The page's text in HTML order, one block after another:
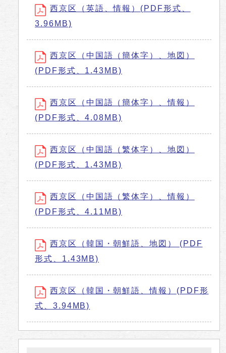
西京区（英語、情報）(PDF形式、
3.96MB)
西京区（中国語（簡体字）、地図）
(PDF形式、1.43MB)
西京区（中国語（簡体字）、情報）
(PDF形式、4.08MB)
西京区（中国語（繁体字）、地図）
(PDF形式、1.43MB)
西京区（中国語（繁体字）、情報）
(PDF形式、4.11MB)
西京区（韓国・朝鮮語、地図） (PDF
形式、1.43MB)
西京区（韓国・朝鮮語、情報）(PDF形
式、3.94MB)